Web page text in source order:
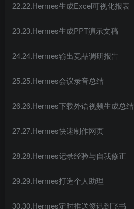
22.22.Hermes生成Excel可视化报表
23.23.Hermes生成PPT演示文稿
24.24.Hermes输出竞品调研报告
25.25.Hermes会议录音总结
26.26.Hermes下载外语视频生成总结
27.27.Hermes快速制作网页
28.28.Hermes记录经验与自我修正
29.29.Hermes打造个人助理
30.30.Hermes定时推送资讯到飞书